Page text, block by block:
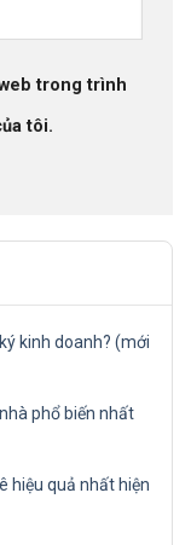
trong trình
tôi.
kinh doanh? (mới
phổ biến nhất
hiệu quả nhất hiện